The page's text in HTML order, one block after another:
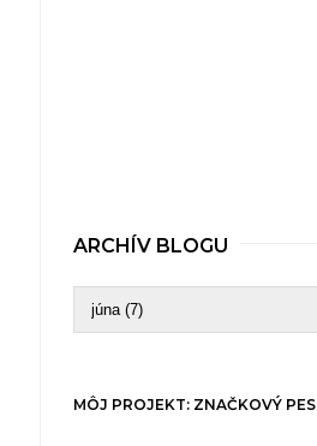
ARCHÍV BLOGU
MÔJ PROJEKT: ZNAČKOVÝ PES